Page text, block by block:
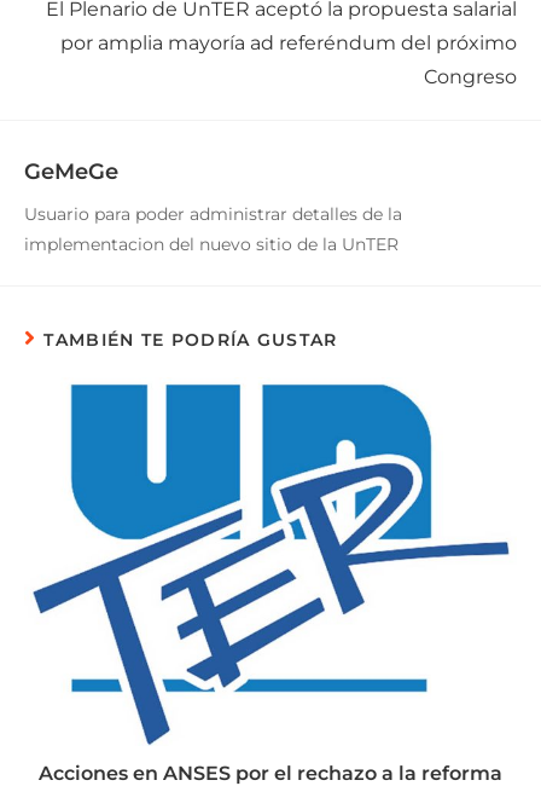
El Plenario de UnTER aceptó la propuesta salarial
por amplia mayoría ad referéndum del próximo
Congreso
GeMeGe
Usuario para poder administrar detalles de la
implementacion del nuevo sitio de la UnTER
TAMBIÉN TE PODRÍA GUSTAR
Acciones en ANSES por el rechazo a la reforma